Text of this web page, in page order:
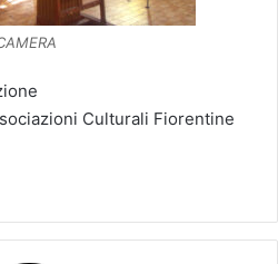
Culturali Fiorentine